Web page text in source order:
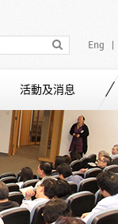
Eng
活動及消息